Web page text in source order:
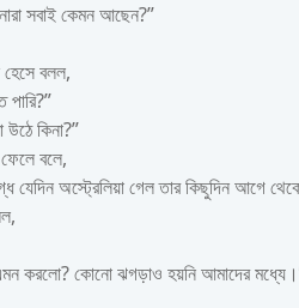
সবাই কেমন আছেন?”
বলল,
পারি?”
কিনা?”
বলে,
যেদিন অস্ট্রেলিয়া গেল তার কিছুদিন আগে
করলো? কোনো ঝগড়াও হয়নি আমাদের